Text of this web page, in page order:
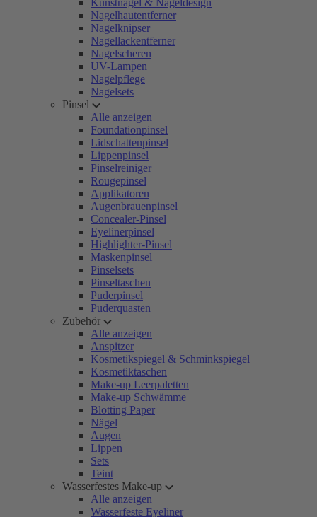
Kunstnägel & Nageldesign
Nagelhautentferner
Nagelknipser
Nagellackentferner
Nagelscheren
UV-Lampen
Nagelpflege
Nagelsets
Pinsel
Alle anzeigen
Foundationpinsel
Lidschattenpinsel
Lippenpinsel
Pinselreiniger
Rougepinsel
Applikatoren
Augenbrauenpinsel
Concealer-Pinsel
Eyelinerpinsel
Highlighter-Pinsel
Maskenpinsel
Pinselsets
Pinseltaschen
Puderpinsel
Puderquasten
Zubehör
Alle anzeigen
Anspitzer
Kosmetikspiegel & Schminkspiegel
Kosmetiktaschen
Make-up Leerpaletten
Make-up Schwämme
Blotting Paper
Nägel
Augen
Lippen
Sets
Teint
Wasserfestes Make-up
Alle anzeigen
Wasserfeste Eyeliner